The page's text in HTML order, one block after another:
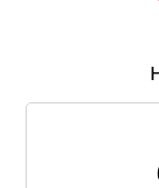
Жителям
Продать
введут новые